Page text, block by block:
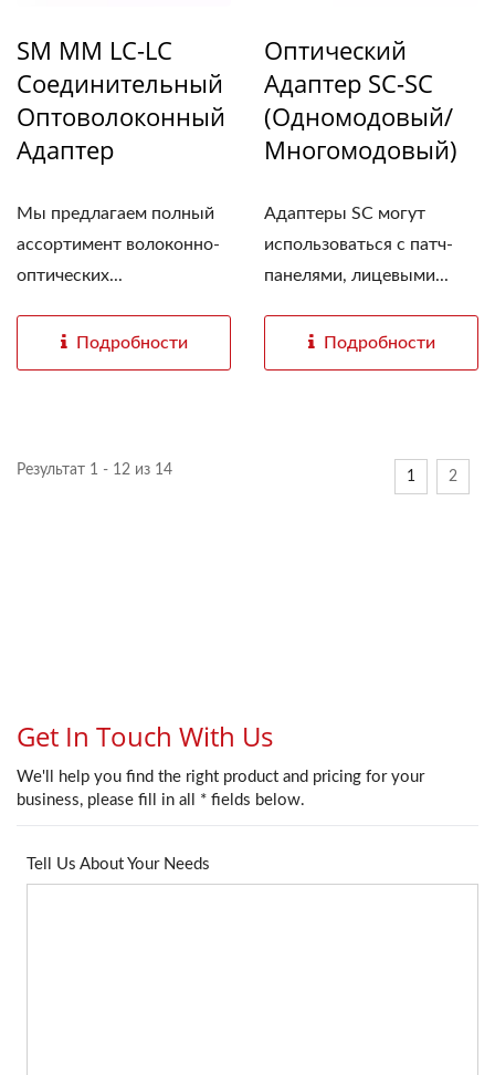
SM MM LC-LC
Соединительный
Оптоволоконный
Адаптер
Мы предлагаем полный
ассортимент волоконно-
оптических...
Подробности
Оптический
Адаптер SC-SC
(одномодовый/
Многомодовый)
Адаптеры SC могут
использоваться с патч-
панелями, лицевыми...
Подробности
Результат 1 - 12 из 14 1 2